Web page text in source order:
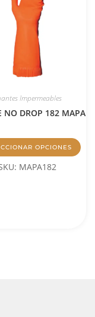
Impermeables
NO DROP 182 MAPA
OPCIONES
MAPA182